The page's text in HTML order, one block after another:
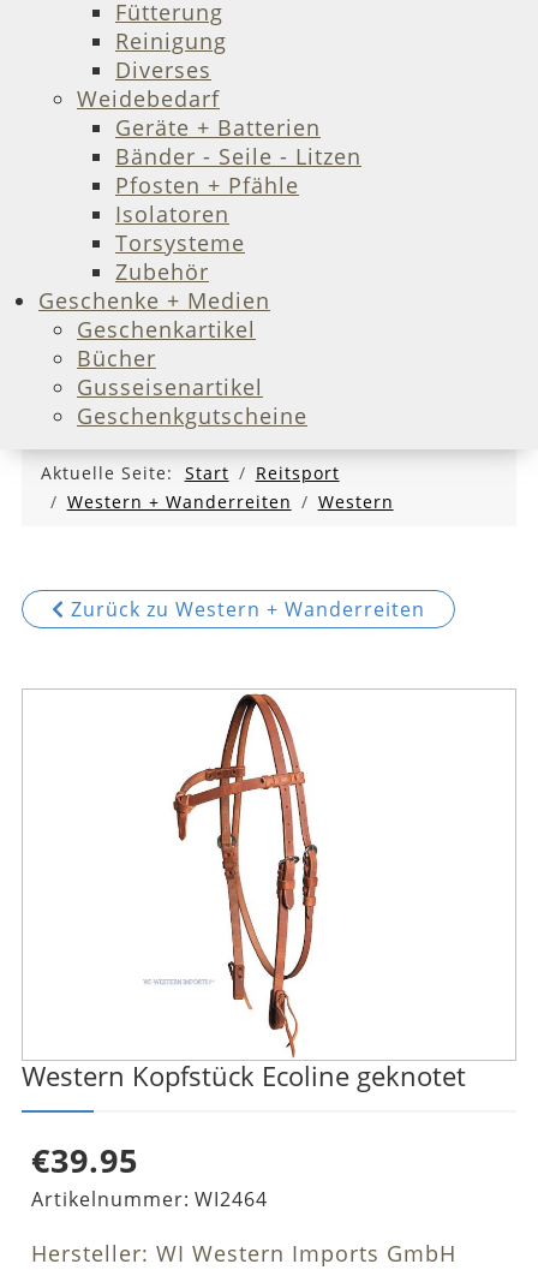
Fütterung
Reinigung
Diverses
Weidebedarf
Geräte + Batterien
Bänder - Seile - Litzen
Pfosten + Pfähle
Isolatoren
Torsysteme
Zubehör
Geschenke + Medien
Geschenkartikel
Bücher
Gusseisenartikel
Geschenkgutscheine
Aktuelle Seite: Start
Reitsport
Western + Wanderreiten
Western
Zurück zu Western + Wanderreiten
Western Kopfstück Ecoline geknotet
€39.95
Artikelnummer: WI2464
Hersteller: WI Western Imports GmbH